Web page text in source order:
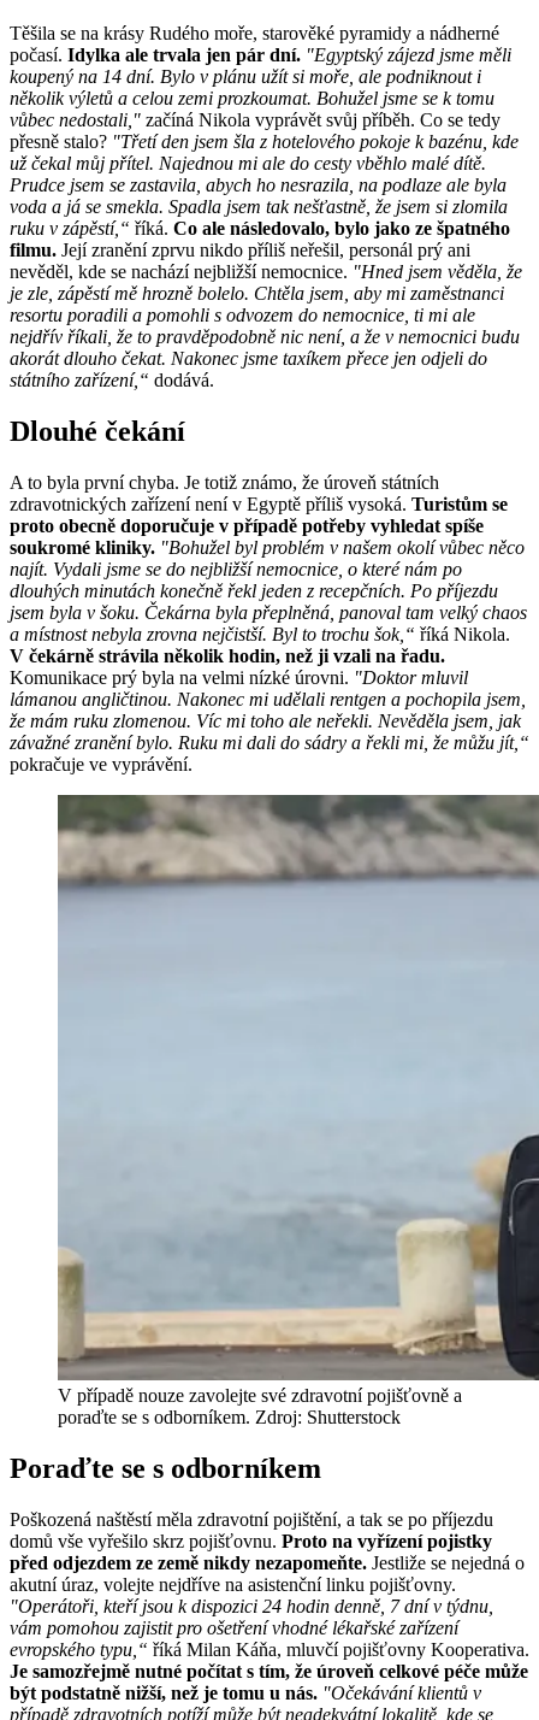
Těšila se na krásy Rudého moře, starověké pyramidy a nádherné
počasí. Idylka ale trvala jen pár dní. "Egyptský zájezd jsme měli
koupený na 14 dní. Bylo v plánu užít si moře, ale podniknout i
několik výletů a celou zemi prozkoumat. Bohužel jsme se k tomu
vůbec nedostali," začíná Nikola vyprávět svůj příběh. Co se tedy
přesně stalo? "Třetí den jsem šla z hotelového pokoje k bazénu, kde
už čekal můj přítel. Najednou mi ale do cesty vběhlo malé dítě.
Prudce jsem se zastavila, abych ho nesrazila, na podlaze ale byla
voda a já se smekla. Spadla jsem tak nešťastně, že jsem si zlomila
ruku v zápěstí,“ říká. Co ale následovalo, bylo jako ze špatného
filmu. Její zranění zprvu nikdo příliš neřešil, personál prý ani
nevěděl, kde se nachází nejbližší nemocnice. "Hned jsem věděla, že
je zle, zápěstí mě hrozně bolelo. Chtěla jsem, aby mi zaměstnanci
resortu poradili a pomohli s odvozem do nemocnice, ti mi ale
nejdřív říkali, že to pravděpodobně nic není, a že v nemocnici budu
akorát dlouho čekat. Nakonec jsme taxíkem přece jen odjeli do
státního zařízení,“ dodává.
Dlouhé čekání
A to byla první chyba. Je totiž známo, že úroveň státních
zdravotnických zařízení není v Egyptě příliš vysoká. Turistům se
proto obecně doporučuje v případě potřeby vyhledat spíše
soukromé kliniky. "Bohužel byl problém v našem okolí vůbec něco
najít. Vydali jsme se do nejbližší nemocnice, o které nám po
dlouhých minutách konečně řekl jeden z recepčních. Po příjezdu
jsem byla v šoku. Čekárna byla přeplněná, panoval tam velký chaos
a místnost nebyla zrovna nejčistší. Byl to trochu šok,“ říká Nikola.
V čekárně strávila několik hodin, než ji vzali na řadu.
Komunikace prý byla na velmi nízké úrovni. "Doktor mluvil
lámanou angličtinou. Nakonec mi udělali rentgen a pochopila jsem,
že mám ruku zlomenou. Víc mi toho ale neřekli. Nevěděla jsem, jak
závažné zranění bylo. Ruku mi dali do sádry a řekli mi, že můžu jít,“
pokračuje ve vyprávění.
V případě nouze zavolejte své zdravotní pojišťovně a
poraďte se s odborníkem. Zdroj: Shutterstock
Poraďte se s odborníkem
Poškozená naštěstí měla zdravotní pojištění, a tak se po příjezdu
domů vše vyřešilo skrz pojišťovnu. Proto na vyřízení pojistky
před odjezdem ze země nikdy nezapomeňte. Jestliže se nejedná o
akutní úraz, volejte nejdříve na asistenční linku pojišťovny.
"Operátoři, kteří jsou k dispozici 24 hodin denně, 7 dní v týdnu,
vám pomohou zajistit pro ošetření vhodné lékařské zařízení
evropského typu,“ říká Milan Káňa, mluvčí pojišťovny Kooperativa.
Je samozřejmě nutné počítat s tím, že úroveň celkové péče může
být podstatně nižší, než je tomu u nás. "Očekávání klientů v
případě zdravotních potíží může být neadekvátní lokalitě, kde se